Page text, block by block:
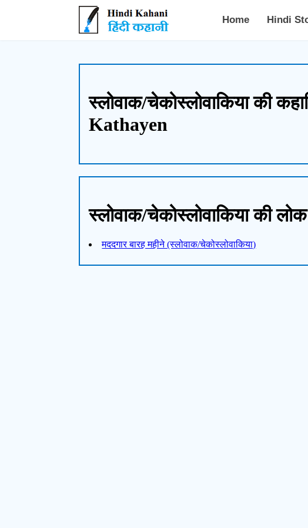
Hindi Kahani - हिंदी कहानी
Home Hindi
स्लोवाक/चेकोस्लोवाकिया की
Kathayen
स्लोवाक/चेकोस्लोवाकिया की
मददगार बारह महीने (स्लोवाक/चेकोस्लोवाकिया)